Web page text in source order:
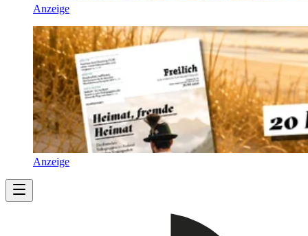
Anzeige
Anzeige